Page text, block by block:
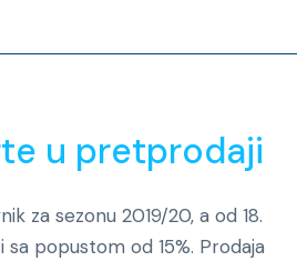
u pretprodaji
za sezonu 2019/20, a od 18.
popustom od 15%. Prodaja